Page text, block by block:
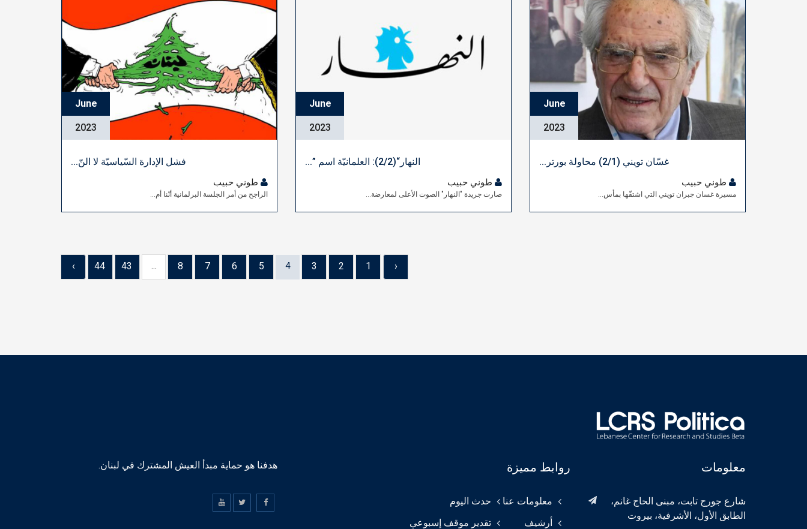
June
2023
فشل الإدارة السّياسيّة لا النّ...
طوني حبيب
الراجح من أمر الجلسة البرلمانية أنّنا أم...
June
2023
النهار“(2/2): العلمانيّة اسم ”...
طوني حبيب
صارت جريدة "النهار" الصوت الأعلى لمعارضة...
June
2023
غسّان تويني (2/1) محاولة بورتر...
طوني حبيب
مسيرة غسان جبران تويني التي اشتقّها بمأس...
‹
1
2
3
4
5
6
7
8
...
43
44
›
هدفنا هو حماية مبدأ العيش المشترك في لبنان. روابط مميزة
معلومات عنا
أرشيف
حدث اليوم
تقدير موقف إسبوعي
معلومات
شارع جورج تابت، مبنى الحاج غانم،
الطابق الأول، الأشرفية، بيروت